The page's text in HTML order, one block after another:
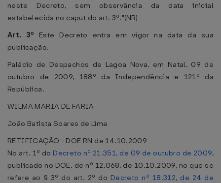
neste Decreto, sem observância da data inicial
estabelecida no caput do art. 3º."(NR)
Art. 3º Este Decreto entra em vigor na data da sua
publicação.
Palácio de Despachos de Lagoa Nova, em Natal, 09 de
outubro de 2009, 188º da Independência e 121º da
República.
WILMA MARIA DE FARIA
João Batista Soares de Lima
RETIFICAÇÃO - DOE RN de 14.10.2009
No art. 1º do Decreto nº 21.351, de 09 de outubro de 2009,
publicado no DOE. de nº 12.068, de 10.10.2009, no que se
refere ao § 3º do art. 2º do Decreto nº 18.312, de 24 de